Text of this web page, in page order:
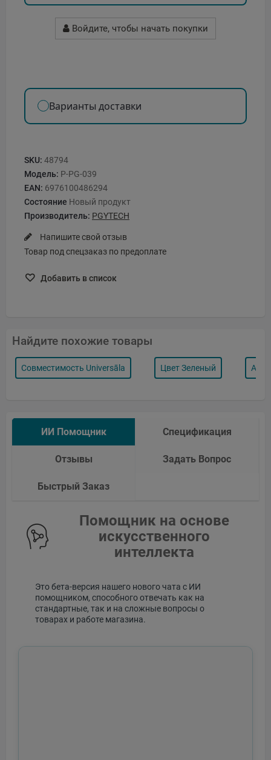
Войдите, чтобы начать покупки
Варианты доставки
SKU: 48794
Модель: P-PG-039
EAN: 6976100486294
Состояние Новый продукт
Производитель: PGYTECH
Напишите свой отзыв
Товар под спецзаказ по предоплате
Добавить в список
Найдите похожие товары
Совместимость Universāla Цвет Зеленый
ИИ Помощник Спецификация
Отзывы Задать Вопрос
Быстрый Заказ
Помощник на основе
искусственного
интеллекта
Это бета-версия нашего нового чата с ИИ
помощником, способного отвечать как на
стандартные, так и на сложные вопросы о
товарах и работе магазина.